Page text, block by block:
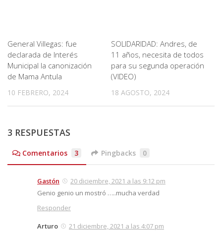
General Villegas: fue
declarada de Interés
Municipal la canonización
de Mama Antula
10 FEBRERO, 2024
SOLIDARIDAD: Andres, de
11 años, necesita de todos
para su segunda operación
(VIDEO)
18 AGOSTO, 2024
3 RESPUESTAS
Comentarios 3 Pingbacks 0
Gastón
20 diciembre, 2021 a las 9:12 pm
Genio genio un mostró …..mucha verdad
Responder
Arturo
21 diciembre, 2021 a las 4:07 pm